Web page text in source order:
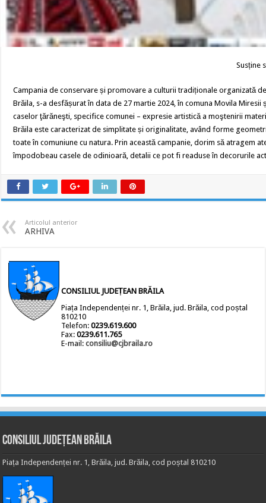
Susține
Campania de conservare și promovare a culturii tradiționale organizată
Brăila, s-a desfășurat în data de 27 martie 2024, în comuna Movila
caselor ţărăneşti, specifice comunei – expresie artistică a moştenirii
Brăila este caracterizat de simplitate și originalitate, având forme
toate în comuniune cu natura. Prin această campanie, dorim să atragem
împodobeau casele de odinioară, detalii ce pot fi readuse în decorurile
Articolul anterior
ARHIVA
CONSILIUL JUDEȚEAN BRĂILA
Piața Independenței nr. 1, Brăila, jud. Brăila, cod poștal
810210
Telefon:0239.619.600
Fax:0239.611.765
E-mail:consiliu@cjbraila.ro
Consiliul Județean Brăila
Piața Independenței nr. 1, Brăila, jud. Brăila, cod poștal 810210